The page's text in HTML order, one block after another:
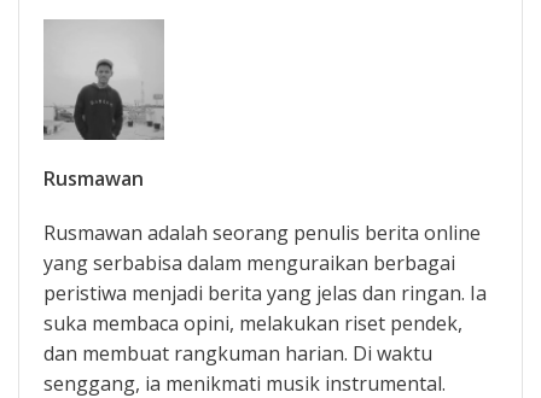
Rusmawan
Rusmawan adalah seorang penulis berita online
yang serbabisa dalam menguraikan berbagai
peristiwa menjadi berita yang jelas dan ringan. Ia
suka membaca opini, melakukan riset pendek,
dan membuat rangkuman harian. Di waktu
senggang, ia menikmati musik instrumental.